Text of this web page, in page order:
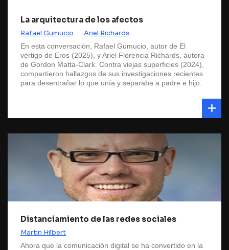
La arquitectura de los afectos
Rafael Gumucio Ariel Richards
En esta conversación, Rafael Gumucio, autor de El
vértigo de Eros (2025), y Ariel Florencia Richards, autora
de Gordon Matta-Clark. Contra viejas superficies (2024),
compartieron hallazgos de sus investigaciones recientes
para desentrañar lo que unía y separaba a padre e hijo.
Distanciamiento de las redes sociales
Martin Hilbert
Ahora que la comunicación digital se ha convertido en la